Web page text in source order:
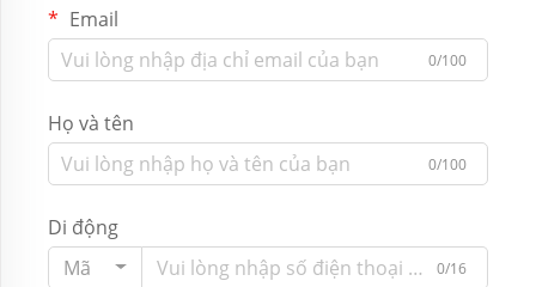
Email
0/100
Họ và tên
0/100
Di động
Mã
0/16